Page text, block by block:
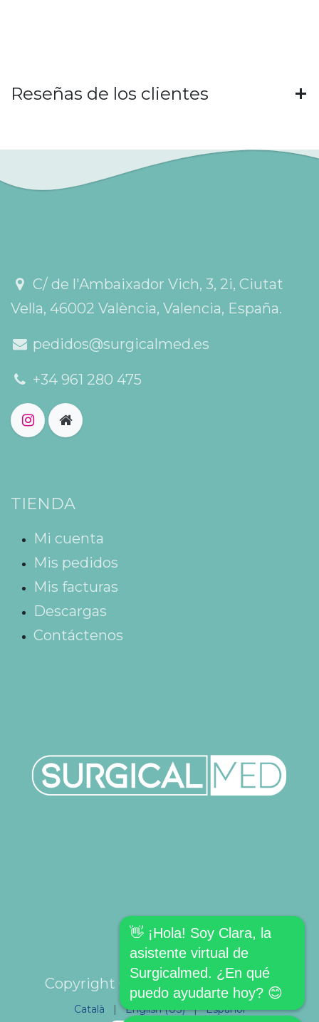
Reseñas de los clientes
C/ de l'Ambaixador Vich, 3, 2i, Ciutat
Vella, 46002 València, Valencia, España.
pedidos@surgicalmed.es
+34 961 280 475
TIENDA
Mi cuenta
Mis pedidos
Mis facturas
Descargas
Contáctenos
Copyright © SURGICALMED SL.
Català English (US) |
Español
👋 ¡Hola! Soy Clara, la
asistente virtual de
Surgicalmed. ¿En qué
puedo ayudarte hoy? 😊